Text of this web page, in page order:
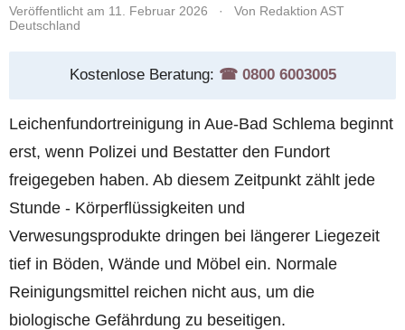
Veröffentlicht am 11. Februar 2026 ·
Von Redaktion AST
Deutschland
Kostenlose Beratung: ☎︎ 0800 6003005
Leichenfundortreinigung in Aue-Bad Schlema beginnt
erst, wenn Polizei und Bestatter den Fundort
freigegeben haben. Ab diesem Zeitpunkt zählt jede
Stunde - Körperflüssigkeiten und
Verwesungsprodukte dringen bei längerer Liegezeit
tief in Böden, Wände und Möbel ein. Normale
Reinigungsmittel reichen nicht aus, um die
biologische Gefährdung zu beseitigen.